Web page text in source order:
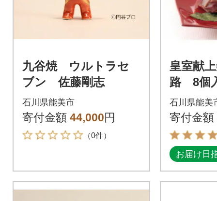
九谷焼 ウルトラセ
ブン 佐藤剛志
石川県能美市
寄付金額 44,000円
（0件）
皇室献
路 8個
石川県能美
寄付金額
お届け日